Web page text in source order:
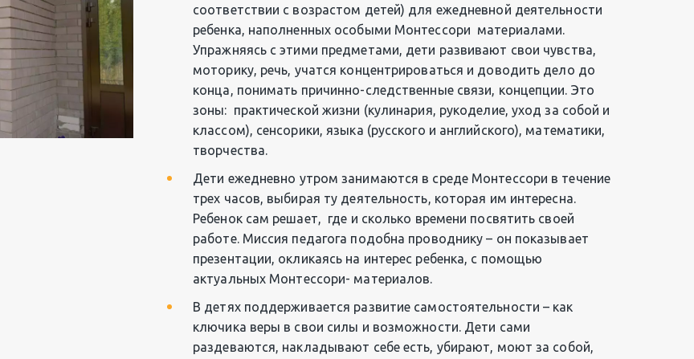
соответствии с возрастом детей) для ежедневной деятельности
ребенка, наполненных особыми Монтессори  материалами.
Упражняясь с этими предметами, дети развивают свои чувства,
моторику, речь, учатся концентрироваться и доводить дело до
конца, понимать причинно-следственные связи, концепции. Это
зоны:  практической жизни (кулинария, рукоделие, уход за собой и
классом), сенсорики, языка (русского и английского), математики,
творчества.
Дети ежедневно утром занимаются в среде Монтессори в течение
трех часов, выбирая ту деятельность, которая им интересна.
Ребенок сам решает,  где и сколько времени посвятить своей
работе. Миссия педагога подобна проводнику – он показывает
презентации, окликаясь на интерес ребенка, с помощью
актуальных Монтессори- материалов.
В детях поддерживается развитие самостоятельности – как
ключика веры в свои силы и возможности. Дети сами
раздеваются, накладывают себе есть, убирают, моют за собой,